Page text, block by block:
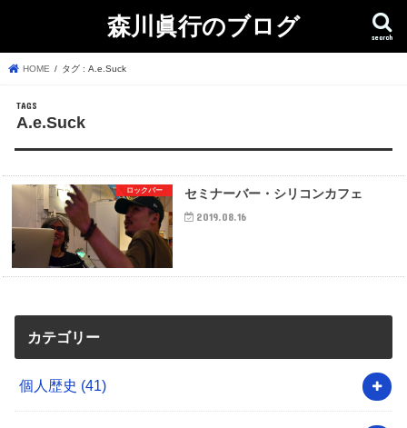
森川眞行のブログ search
HOME タグ : A.e.Suck
A.e.Suck
ロックバー セミナーバー・シリコンカフェ
2019.08.16
カテゴリー
個人歴史 (41)